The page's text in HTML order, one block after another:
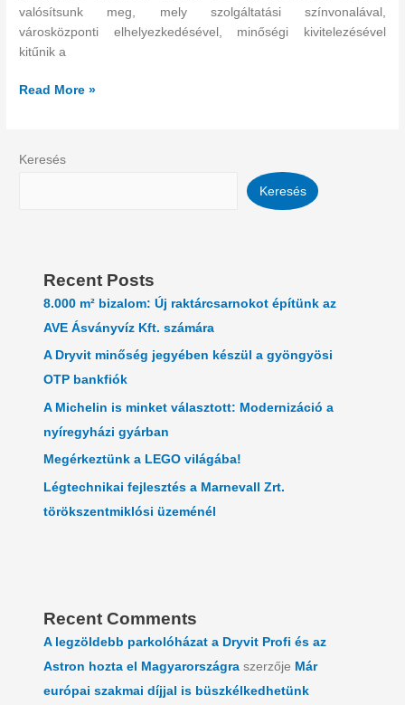
valósítsunk meg, mely szolgáltatási színvonalával,
városközponti elhelyezkedésével, minőségi kivitelezésével
kitűnik a
Read More »
Keresés
Keresés
Recent Posts
8.000 m² bizalom: Új raktárcsarnokot építünk az
AVE Ásványvíz Kft. számára
A Dryvit minőség jegyében készül a gyöngyösi
OTP bankfiók
A Michelin is minket választott: Modernizáció a
nyíregyházi gyárban
Megérkeztünk a LEGO világába!
Légtechnikai fejlesztés a Marnevall Zrt.
törökszentmiklósi üzeménél
Recent Comments
A legzöldebb parkolóházat a Dryvit Profi és az
Astron hozta el Magyarországra szerzője Már
európai szakmai díjjal is büszkélkedhetünk